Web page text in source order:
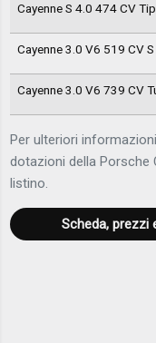
Cayenne S 4.0 474 CV
Cayenne 3.0 V6 519 CV
Cayenne 3.0 V6 739 CV
Per ulteriori
dotazioni della Porsche
listino.
Scheda, prezzi